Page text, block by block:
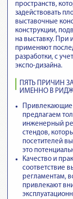
пространств,
задействовать
выставочные
конструкции,
на выставку. При
применяют
разработки, с
экспо-дизайна.
ПЯТЬ ПРИЧИН
ИМЕННО В
Привлекающие
предлагаем
инженерный
стендов,
посетителей
это
Качество и
соответствие
регламентам,
привлекают